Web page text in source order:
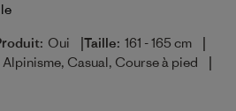
Oui |Taille: 161 - 165 cm |
Casual, Course à pied |